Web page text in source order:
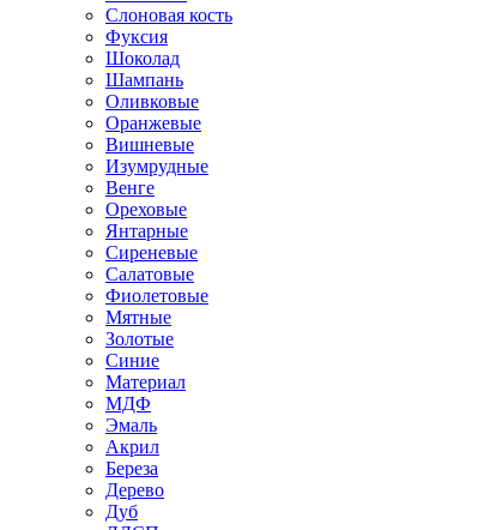
Слоновая кость
Фуксия
Шоколад
Шампань
Оливковые
Оранжевые
Вишневые
Изумрудные
Венге
Ореховые
Янтарные
Сиреневые
Салатовые
Фиолетовые
Мятные
Золотые
Синие
Материал
МДФ
Эмаль
Акрил
Береза
Дерево
Дуб